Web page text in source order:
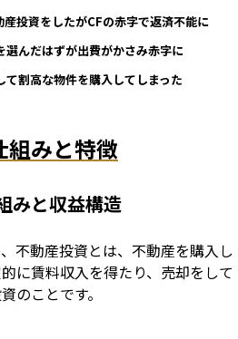
産投資をしたがCFの赤字で返済不能に
選んだはずが出費がかさみ赤字に
て割高な物件を購入してしまった
組みと特徴
みと収益構造
不動産投資とは、不動産を購入し
に賃料収入を得たり、売却をして
のことです。